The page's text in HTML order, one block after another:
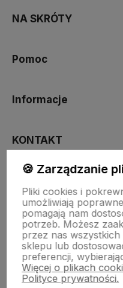
NA SKRÓTY
Pomoc
Informacje
KONTAKT
Sklep internetowy Shoper.pl
Spółdzielnia Socjalna
ROZTOKA | woj.
🍪 Zarządzanie
Pliki cookies i
umożliwiają
pomagają nam
potrzeb. Możesz
przez nas
sklepu lub
preferencji,
Więcej o plikach
Polityce prywatności.